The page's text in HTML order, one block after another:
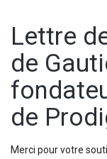
Lettre
de
de
Merci pour votre